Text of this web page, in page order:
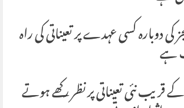
دوبارہ کسی عہدے پر تعیناتی کی راہہے
قریب نئی تعیناتی پر نظر رکھے ہوتے